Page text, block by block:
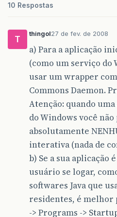
10 Respostas
T
thingol27 de fev. de 2008
a) Para a aplicação
(como um serviço do
usar um wrapper
Commons Daemon.
Atenção: quando
do Windows você
absolutamente
interativa (nada de
b) Se a sua aplicação
usuário se logar,
softwares Java que
residentes, é melhor
-> Programs ->